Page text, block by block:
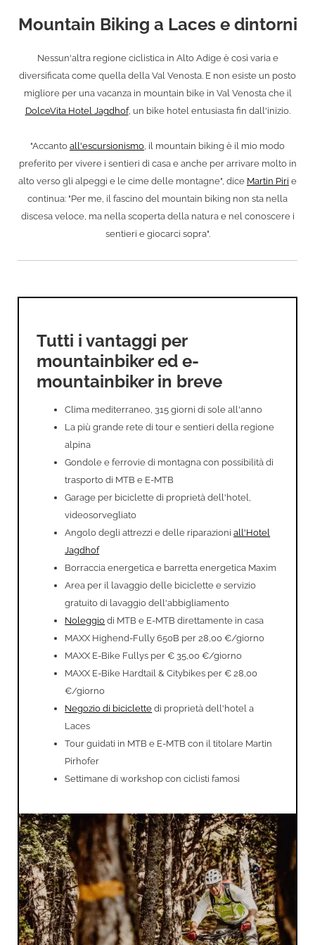
Mountain Biking a Laces e dintorni
Nessun'altra regione ciclistica in Alto Adige è così varia e
diversificata come quella della Val Venosta. E non esiste un posto
migliore per una vacanza in mountain bike in Val Venosta che il
DolceVita Hotel Jagdhof, un bike hotel entusiasta fin dall'inizio.
"Accanto all'escursionismo , il mountain biking è il mio modo
preferito per vivere i sentieri di casa e anche per arrivare molto in
alto verso gli alpeggi e le cime delle montagne", dice Martin Piri e
continua: "Per me, il fascino del mountain biking non sta nella
discesa veloce, ma nella scoperta della natura e nel conoscere i
sentieri e giocarci sopra".
Tutti i vantaggi per
mountainbiker ed e-
mountainbiker in breve
Clima mediterraneo, 315 giorni di sole all'anno
La più grande rete di tour e sentieri della regione
alpina
Gondole e ferrovie di montagna con possibilità di
trasporto di MTB e E-MTB
Garage per biciclette di proprietà dell'hotel,
videosorvegliato
Angolo degli attrezzi e delle riparazioniall'Hotel
Jagdhof
Borraccia energetica e barretta energetica Maxim
Area per il lavaggio delle biciclette e servizio
gratuito di lavaggio dell'abbigliamento
Noleggio di MTB e E-MTB direttamente in casa
MAXX Highend-Fully 650B per 28,00 €/giorno
MAXX E-Bike Fullys per € 35,00 €/giorno
MAXX E-Bike Hardtail & Citybikes per € 28,00
€/giorno
Negozio di biciclette di proprietà dell'hotel a
Laces
Tour guidati in MTB e E-MTB con il titolare Martin
Pirhofer
Settimane di workshop con ciclisti famosi